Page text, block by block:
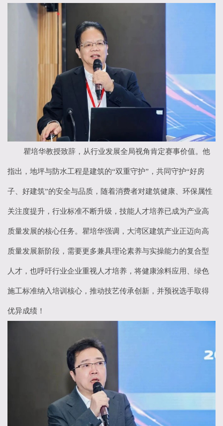
瞿培华教授致辞，从行业发展全局视角肯定赛事价值。他
指出，地坪与防水工程是建筑的“双重守护”，共同守护“好房
子、好建筑”的安全与品质，随着消费者对建筑健康、环保属性
关注度提升，行业标准不断升级，技能人才培养已成为产业高
质量发展的核心任务。瞿培华强调，大湾区建筑产业正迈向高
质量发展新阶段，需要更多兼具理论素养与实操能力的复合型
人才，也呼吁行业企业重视人才培养，将健康涂料应用、绿色
施工标准纳入培训核心，推动技艺传承创新，并预祝选手取得
优异成绩！